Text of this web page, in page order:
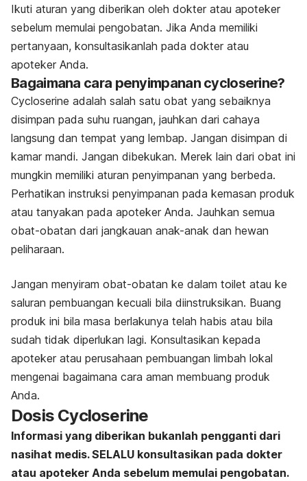
Ikuti aturan yang diberikan oleh dokter atau apoteker
sebelum memulai pengobatan. Jika Anda memiliki
pertanyaan, konsultasikanlah pada dokter atau
apoteker Anda.
Bagaimana cara penyimpanan cycloserine?
Cycloserine adalah salah satu obat yang sebaiknya
disimpan pada suhu ruangan, jauhkan dari cahaya
langsung dan tempat yang lembap. Jangan disimpan di
kamar mandi. Jangan dibekukan. Merek lain dari obat ini
mungkin memiliki aturan penyimpanan yang berbeda.
Perhatikan instruksi penyimpanan pada kemasan produk
atau tanyakan pada apoteker Anda. Jauhkan semua
obat-obatan dari jangkauan anak-anak dan hewan
peliharaan.
Jangan menyiram obat-obatan ke dalam toilet atau ke
saluran pembuangan kecuali bila diinstruksikan. Buang
produk ini bila masa berlakunya telah habis atau bila
sudah tidak diperlukan lagi. Konsultasikan kepada
apoteker atau perusahaan pembuangan limbah lokal
mengenai bagaimana cara aman membuang produk
Anda.
Dosis Cycloserine
Informasi yang diberikan bukanlah pengganti dari
nasihat medis. SELALU konsultasikan pada dokter
atau apoteker Anda sebelum memulai pengobatan.